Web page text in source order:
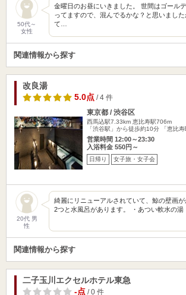
50代～
女性
金曜日のお昼にいきました。 世間はゴール
ってますので、混んでるかな？と思いまし
て…
関連情報から探す
改良湯
5.0点/ 4 件
東京都 / 渋谷区
西馬込駅7.33km 恵比寿駅706m
「渋谷駅」から徒歩約10分 「恵比
営業時間 12:00～23:30
入浴料金 550円～
日帰り 女子旅・女子会
20代 男
性
綺麗にリニューアルされていて、鯨の壁画
2つと水風呂があります。 ・あつい軟水の湯
関連情報から探す
二子玉川エクセルホテル東急
-点/ 0 件